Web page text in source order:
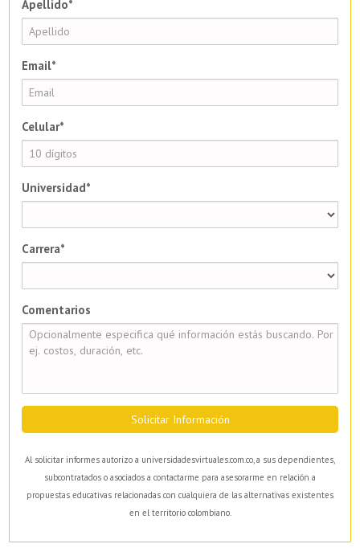
Apellido*
Email*
Celular*
Universidad*
Carrera*
Comentarios
Solicitar Información
Al solicitar informes autorizo a universidadesvirtuales.com.co, a sus dependientes,
subcontratados o asociados a contactarme para asesorarme en relación a
propuestas educativas relacionadas con cualquiera de las alternativas existentes
en el territorio colombiano.